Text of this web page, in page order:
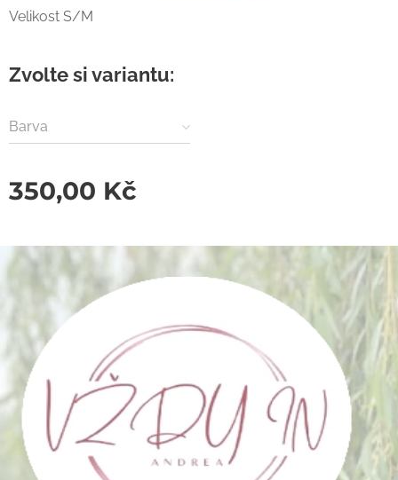
Velikost S/M
Zvolte si variantu:
Barva
350,00 Kč